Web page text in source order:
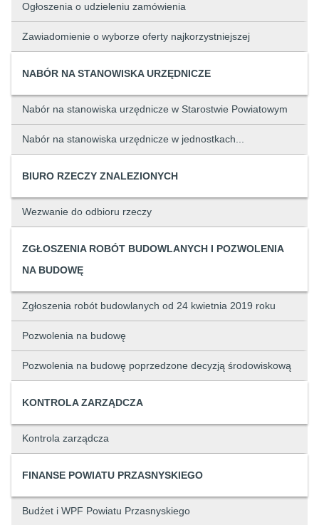
Ogłoszenia o udzieleniu zamówienia
Zawiadomienie o wyborze oferty najkorzystniejszej
NABÓR NA STANOWISKA URZĘDNICZE
Nabór na stanowiska urzędnicze w Starostwie Powiatowym
Nabór na stanowiska urzędnicze w jednostkach...
BIURO RZECZY ZNALEZIONYCH
Wezwanie do odbioru rzeczy
ZGŁOSZENIA ROBÓT BUDOWLANYCH I POZWOLENIA
NA BUDOWĘ
Zgłoszenia robót budowlanych od 24 kwietnia 2019 roku
Pozwolenia na budowę
Pozwolenia na budowę poprzedzone decyzją środowiskową
KONTROLA ZARZĄDCZA
Kontrola zarządcza
FINANSE POWIATU PRZASNYSKIEGO
Budżet i WPF Powiatu Przasnyskiego